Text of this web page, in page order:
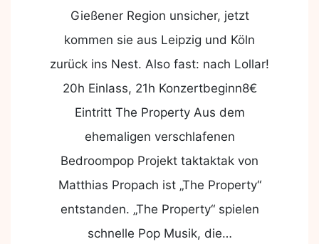
Gießener Region unsicher, jetzt
kommen sie aus Leipzig und Köln
zurück ins Nest. Also fast: nach Lollar!
20h Einlass, 21h Konzertbeginn8€
Eintritt The Property Aus dem
ehemaligen verschlafenen
Bedroompop Projekt taktaktak von
Matthias Propach ist „The Property“
entstanden. „The Property“ spielen
schnelle Pop Musik, die…